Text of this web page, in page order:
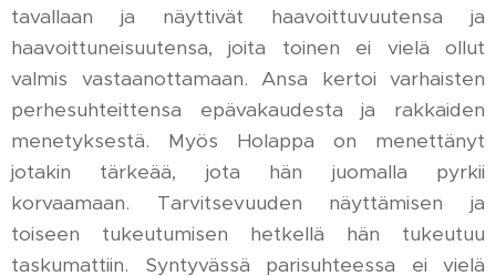
tavallaan ja näyttivät haavoittuvuutensa ja
haavoittuneisuutensa, joita toinen ei vielä ollut
valmis vastaanottamaan. Ansa kertoi varhaisten
perhesuhteittensa epävakaudesta ja rakkaiden
menetyksestä. Myös Holappa on menettänyt
jotakin tärkeää, jota hän juomalla pyrkii
korvaamaan. Tarvitsevuuden näyttämisen ja
toiseen tukeutumisen hetkellä hän tukeutuu
taskumattiin. Syntyvässä parisuhteessa ei vielä